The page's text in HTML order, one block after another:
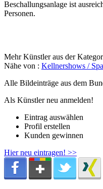
Beschallungsanlage ist
Personen.
Mehr Künstler aus der
Nähe von : Kellnershows /
Alle Bildeinträge aus dem
Als Künstler neu anmelden!
Eintrag auswählen
Profil erstellen
Kunden gewinnen
Hier neu eintragen! >>